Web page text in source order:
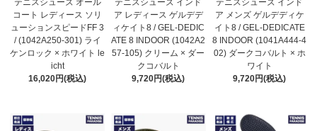
テニスシューズ オール
コート レディース ソリ
ューションスピードFF 3
/ (1042A250-301) ライ
ケンロック × ホワイト le
icht
16,020円(税込)
テニスシューズ インド
ア レディース ゲルデデ
ィケイト8 / GEL-DEDIC
ATE 8 INDOOR (1042A2
57-105) クリーム × ダー
クコバルト
9,720円(税込)
テニスシューズ インド
ア メンズ ゲルデディケ
イト8 / GEL-DEDICATE
8 INDOOR (1041A444-4
02) ダークコバルト × ホ
ワイト
9,720円(税込)